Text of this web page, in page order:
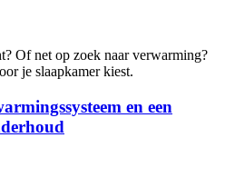
Of net op zoek naar verwarming?
je slaapkamer kiest.
en een